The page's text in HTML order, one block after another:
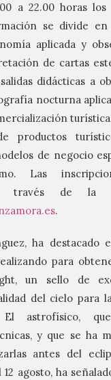
a 22.00 horas
se divide en
aplicada y
de cartas
didácticas a
nocturna
productos
de negocio
Las
través de la
.
ha destacado
para
un sello de
del cielo para
El astrofísico,
y que se ha
antes del
agosto, ha